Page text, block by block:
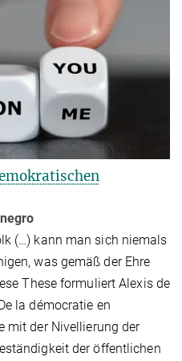
(…) kann man sich niemals
was gemäß der Ehre
These formu­liert Alexis de
la démocratie en
mit der Nivellierung der
der öffentlichen